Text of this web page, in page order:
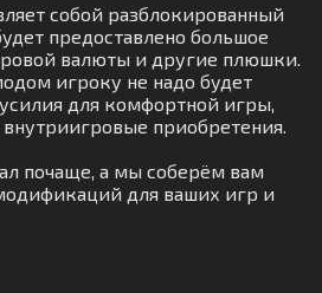
собой разблокированный
предоставлено большое
валюты и другие плюшки.
игроку не надо будет
для комфортной игры,
приобретения.
почаще, а мы соберём вам
для ваших игр и